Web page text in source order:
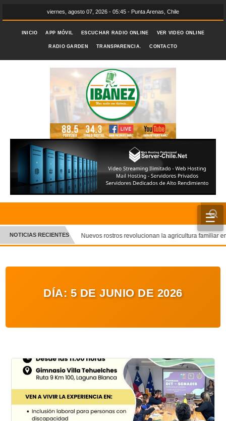
viernes, agosto 07, 2026 - 05:45 - Punta Arenas, Chile
INICIO APP MÓVIL ESCUCHAR RADIO ONLINE VER VIDEO ONLINE
RADIO GARDEN TRANSPARENCIA. CONTACTO
☰
INICIO
CRÓNICA
ENTRETENIMIENTO Y CULTURA
AUDIOS
VIDEOS
GALERIA DE FOTOS
NOTICIAS RECIENTES Nuevos rostros revolucionan la agricultura familiar en
DÍA: 5 DE JUNIO DE 2026